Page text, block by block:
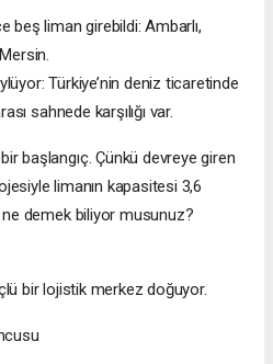
beş liman girebildi: Ambarlı,
Türkiye’nin deniz ticaretinde
sahnede karşılığı var.
başlangıç. Çünkü devreye giren
limanın kapasitesi 3,6
ne demek biliyor musunuz?
bir lojistik merkez doğuyor.